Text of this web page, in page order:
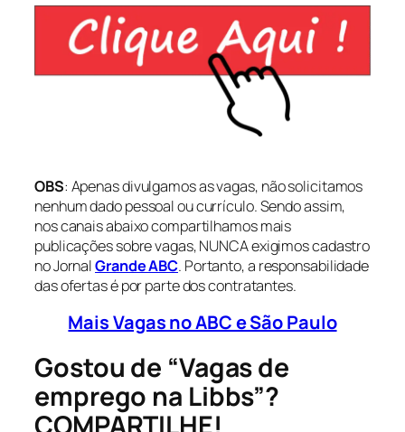
OBS: Apenas divulgamos as vagas, não solicitamos
nenhum dado pessoal ou currículo. Sendo assim,
nos canais abaixo compartilhamos mais
publicações sobre vagas, NUNCA exigimos cadastro
no JornalGrande ABC. Portanto, a responsabilidade
das ofertas é por parte dos contratantes.
Mais Vagas no ABC e São Paulo
Gostou de “Vagas de
emprego na Libbs”?